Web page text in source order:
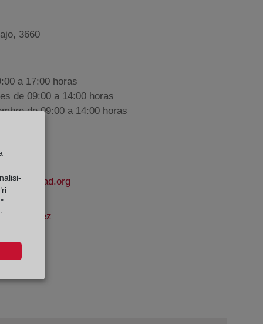
3660
a 17:00 horas
de 09:00 a 14:00 horas
de 09:00 a 14:00 horas
Rodríguez